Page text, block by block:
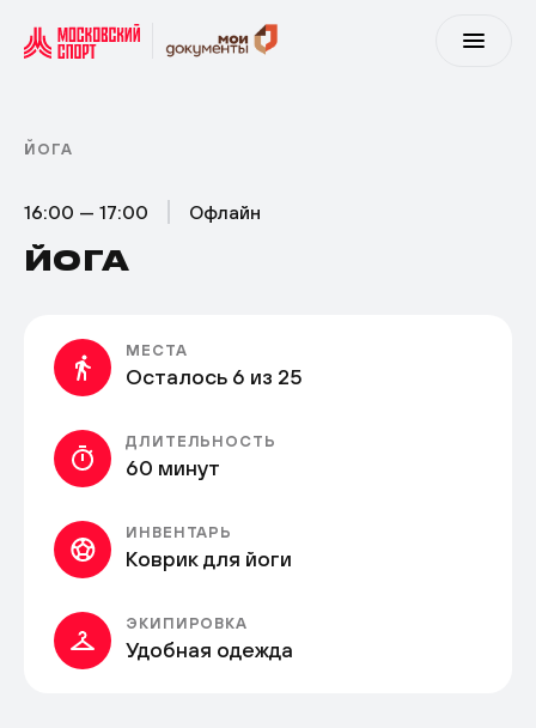
ЙОГА
16:00 — 17:00 Офлайн
ЙОГА
МЕСТА
Осталось 6 из 25
ДЛИТЕЛЬНОСТЬ
60 минут
ИНВЕНТАРЬ
Коврик для йоги
ЭКИПИРОВКА
Удобная одежда